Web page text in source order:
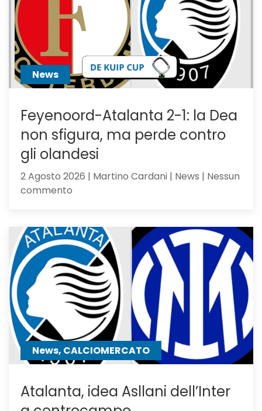
News
Feyenoord-Atalanta 2-1: la Dea
non sfigura, ma perde contro
gli olandesi
2 Agosto 2026 | Martino Cardani | News | Nessun
commento
2-
1:
la
Dea
non
sfigura,
ma
perde
contro
gli
News, CALCIOMERCATO
Atalanta, idea Asllani dell’Inter